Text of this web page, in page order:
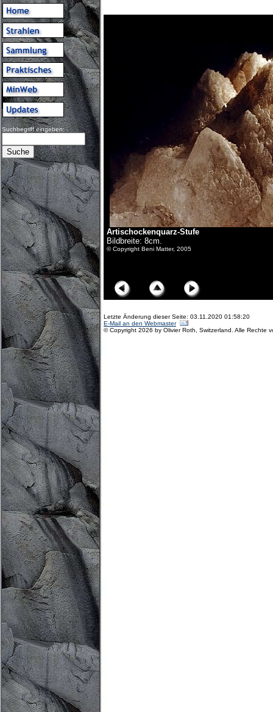
Suchbegriff eingeben:
Artischockenquarz-Stufe
Bildbreite: 8cm.
© Copyright Beni Matter, 2005
Letzte Änderung dieser Seite: 03.11.2020 01:58:20
E-Mail an den Webmaster
© Copyright 2026 by Olivier Roth, Switzerland. Alle Rechte